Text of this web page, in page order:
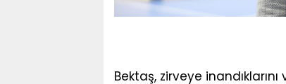
Bektaş, zirveye